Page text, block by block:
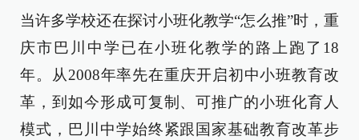
当许多学校还在探讨小班化教学“怎么推”时，重
庆市巴川中学已在小班化教学的路上跑了18
年。从2008年率先在重庆开启初中小班教育改
革，到如今形成可复制、可推广的小班化育人
模式，巴川中学始终紧跟国家基础教育改革步